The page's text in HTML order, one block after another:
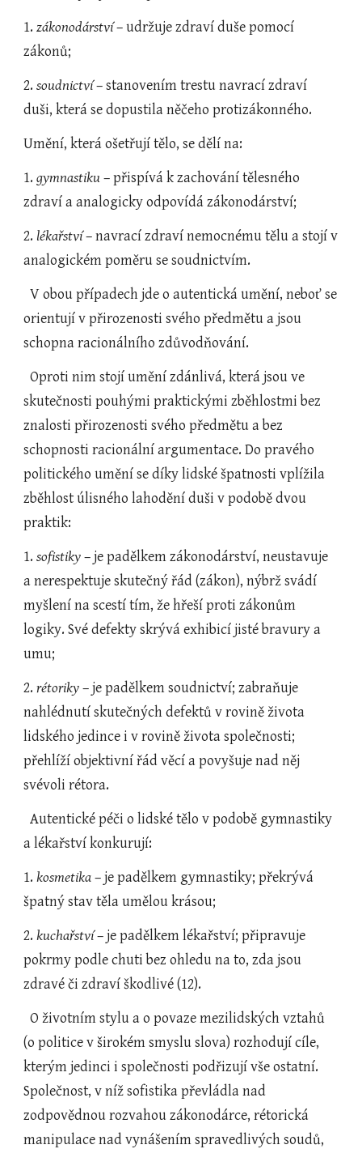
1. zákonodárství – udržuje zdraví duše pomocí
zákonů;
2. soudnictví – stanovením trestu navrací zdraví
duši, která se dopustila něčeho protizákonného.
Umění, která ošetřují tělo, se dělí na:
1. gymnastiku – přispívá k zachování tělesného
zdraví a analogicky odpovídá zákonodárství;
2. lékařství – navrací zdraví nemocnému tělu a stojí v
analogickém poměru se soudnictvím.
  V obou případech jde o autentická umění, neboť se
orientují v přirozenosti svého předmětu a jsou
schopna racionálního zdůvodňování.
  Oproti nim stojí umění zdánlivá, která jsou ve
skutečnosti pouhými praktickými zběhlostmi bez
znalosti přirozenosti svého předmětu a bez
schopnosti racionální argumentace. Do pravého
politického umění se díky lidské špatnosti vplížila
zběhlost úlisného lahodění duši v podobě dvou
praktik:
1. sofistiky – je padělkem zákonodárství, neustavuje
a nerespektuje skutečný řád (zákon), nýbrž svádí
myšlení na scestí tím, že hřeší proti zákonům
logiky. Své defekty skrývá exhibicí jisté bravury a
umu;
2. rétoriky – je padělkem soudnictví; zabraňuje
nahlédnutí skutečných defektů v rovině života
lidského jedince i v rovině života společnosti;
přehlíží objektivní řád věcí a povyšuje nad něj
svévoli rétora.
  Autentické péči o lidské tělo v podobě gymnastiky
a lékařství konkurují:
1. kosmetika – je padělkem gymnastiky; překrývá
špatný stav těla umělou krásou;
2. kuchařství – je padělkem lékařství; připravuje
pokrmy podle chuti bez ohledu na to, zda jsou
zdravé či zdraví škodlivé (12).
  O životním stylu a o povaze mezilidských vztahů
(o politice v širokém smyslu slova) rozhodují cíle,
kterým jedinci i společnosti podřizují vše ostatní.
Společnost, v níž sofistika převládla nad
zodpovědnou rozvahou zákonodárce, rétorická
manipulace nad vynášením spravedlivých soudů,